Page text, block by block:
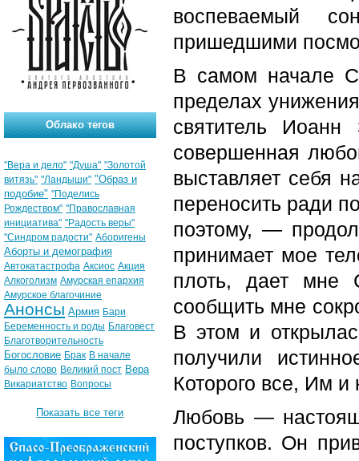
воспеваемый
пришедшими
В самом начале
пределах
святитель Иоанн
совершенная
выставляет себя
переносить ради
поэтому, —
принимает мое
плоть, дает мне
сообщить мне
В этом и
получили
Которого все, Им и
Любовь —
поступков. Он
Облако тегов
"Вера и дело" "Душа" "Золотой
витязь" "Ландыши" "Образ и
подобие" "Поделись
Рождеством" "Православная
инициатива" "Радость веры"
"Синдром радости" Аборигены
Аборты и демография
Автокатастрофа Аксиос Акция
Алкоголизм Амурская епархия
Амурское благочиние
Анонсы Армия Бари
Беременность и роды Благовест
Благотворительность
Богословие Брак В начале
было слово Великий пост Вера
Викариатство Вопросы
Показать все теги